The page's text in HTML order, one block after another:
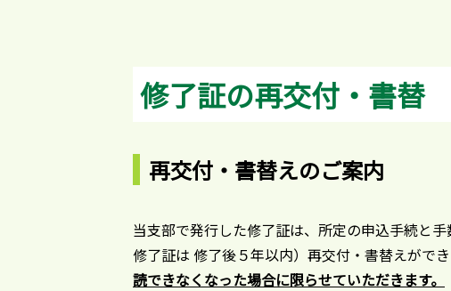
修了証の再交付・書替
再交付・書替えのご案内
当支部で発行した修了証は、所定の申込手続と
修了証は 修了後５年以内）再交付・書替えができ
読できなくなった場合に限らせていただきます。